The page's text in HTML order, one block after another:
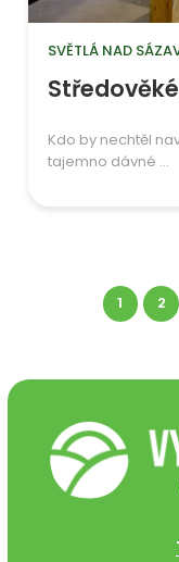
SVĚTLÁ NAD
Kdo by nechtěl
tajemno dávné ...
1 2